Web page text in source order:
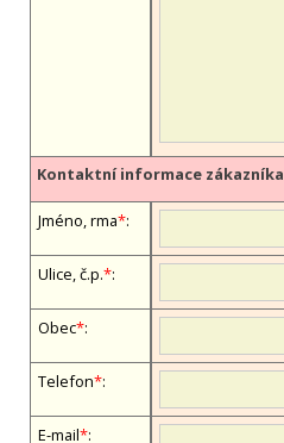
Kontaktní informace zákazníka
Jméno, firma*:
Ulice, č.p.*:
Obec*:
Telefon*:
E-mail*: